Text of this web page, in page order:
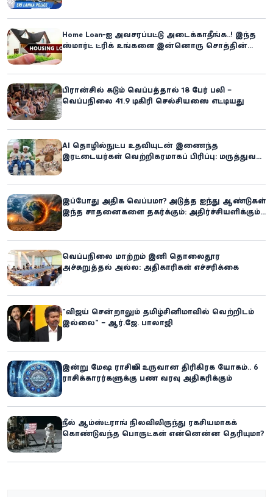
Home Loan-ஐ அவசரப்பட்டு அடைக்காதீங்க..! இந்த
ஸ்மார்ட் ட்ரிக் உங்களை இன்னொரு சொத்தின்
பிரான்சில் கடும் வெப்பத்தால் 18 பேர் பலி –
வெப்பநிலை 41.9 டிகிரி செல்சியஸை எட்டியது
AI தொழில்நுட்ப உதவியுடன் இணைந்த
இரட்டையர்கள் வெற்றிகரமாகப் பிரிப்பு: மருத்துவ
இப்போது அதிக வெப்பமா? அடுத்த ஐந்து ஆண்டுகள்
இந்த சாதனைகளை தகர்க்கும்: அதிர்ச்சியளிக்கும்
வெப்பநிலை மாற்றம் இனி தொலைதூர
அச்சுறுத்தல் அல்ல: அதிகாரிகள் எச்சரிக்கை
“விஜய் சென்றாலும் தமிழ்சினிமாவில் வெற்றிடம்
இல்லை” – ஆர்.ஜே. பாலாஜி
இன்று மேஷ ராசியில் உருவான திரிகிரக யோகம்.. 6
ராசிக்காரர்களுக்கு பண வரவு அதிகரிக்கும்
நீல் ஆம்ஸ்ட்ராங் நிலவிலிருந்து ரகசியமாகக்
கொண்டுவந்த பொருட்கள் என்னென்ன தெரியுமா?